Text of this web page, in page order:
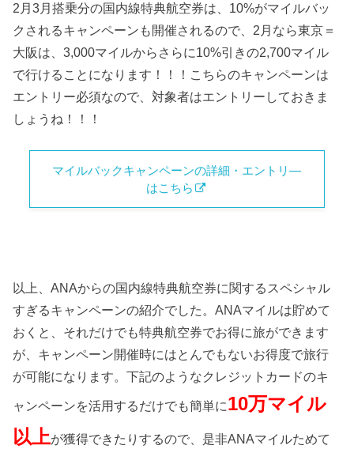
2月3月搭乗分の国内線特典航空券は、10%がマイルバッ
クされるキャンペーンも開催されるので、2月なら東京＝
大阪は、3,000マイルからさらに10%引きの2,700マイル
で行けることになります！！！こちらのキャンペーンは
エントリー必須なので、対象者はエントリーしておきま
しょうね！！！
マイルバックキャンペーンの詳細・エントリ―
はこちら
以上、ANAからの国内線特典航空券に関するスペシャル
すぎるキャンペーンの紹介でした。ANAマイルは貯めて
おくと、それだけでも特典航空券でお得に旅ができます
が、キャンペーン開催時にはとんでもないお得度で旅行
が可能になります。下記のようなクレジットカードのキ
ャンペーンを活用するだけでも簡単に10万マイル
以上が獲得できたりするので、是非ANAマイルためて